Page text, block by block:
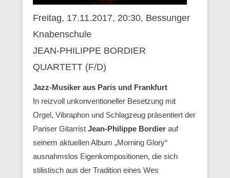
Freitag, 17.11.2017, 20:30, Bessunger
Knabenschule
JEAN-PHILIPPE BORDIER
QUARTETT (F/D)
Jazz-Musiker aus Paris und Frankfurt
In reizvoll unkonventioneller Besetzung mit
Orgel, Vibraphon und Schlagzeug präsentiert der
Pariser Gitarrist Jean-Philippe Bordier auf
seinem aktuellen Album „Morning Glory“
ausnahmslos Eigenkompositionen, die sich
stilistisch aus der Tradition eines Wes